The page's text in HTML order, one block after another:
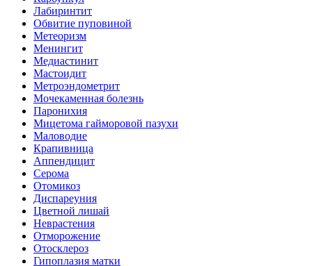
Лабиринтит
Обвитие пуповиной
Метеоризм
Менингит
Медиастинит
Мастоидит
Метроэндометрит
Мочекаменная болезнь
Паронихия
Мицетома гайморовой пазухи
Маловодие
Крапивница
Аппендицит
Серома
Отомикоз
Диспареуния
Цветной лишай
Неврастения
Отморожение
Отосклероз
Гипоплазия матки